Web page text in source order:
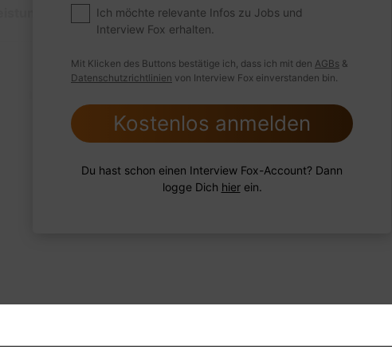
leistungsschwachen Mitarbeiter hatten?
Ich möchte relevante Infos zu Jobs und
Interview Fox erhalten.
Mit Klicken des Buttons bestätige ich, dass ich mit den AGBs &
Datenschutzrichtlinien von Interview Fox einverstanden bin.
Kostenlos anmelden
Du hast schon einen Interview Fox-Account? Dann
logge Dich hierein.